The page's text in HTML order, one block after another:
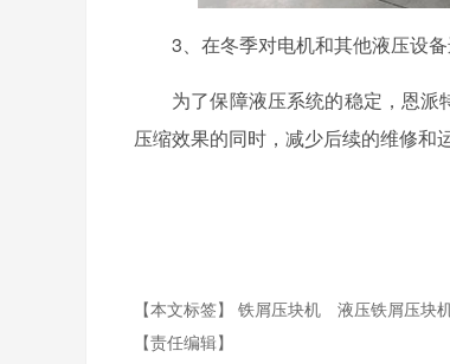
3、在冬季对电机和其他液压设
为了保障液压系统的稳定，恩派
压缩效果的同时，减少后续的维修和
【本文标签】 铁屑压块机 液压铁屑压块
【责任编辑】